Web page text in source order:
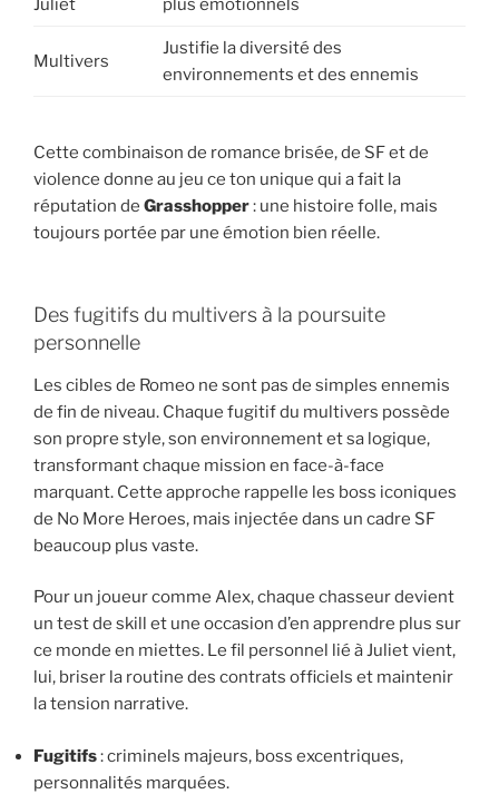
Juliet
plus émotionnels
Multivers
Justifie la diversité des
environnements et des ennemis
Cette combinaison de romance brisée, de SF et de
violence donne au jeu ce ton unique qui a fait la
réputation de Grasshopper: une histoire folle, mais
toujours portée par une émotion bien réelle.
Des fugitifs du multivers à la poursuite
personnelle
Les cibles de Romeo ne sont pas de simples ennemis
de fin de niveau. Chaque fugitif du multivers possède
son propre style, son environnement et sa logique,
transformant chaque mission en face-à-face
marquant. Cette approche rappelle les boss iconiques
de No More Heroes, mais injectée dans un cadre SF
beaucoup plus vaste.
Pour un joueur comme Alex, chaque chasseur devient
un test de skill et une occasion d’en apprendre plus sur
ce monde en miettes. Le fil personnel lié à Juliet vient,
lui, briser la routine des contrats officiels et maintenir
la tension narrative.
Fugitifs: criminels majeurs, boss excentriques,
personnalités marquées.